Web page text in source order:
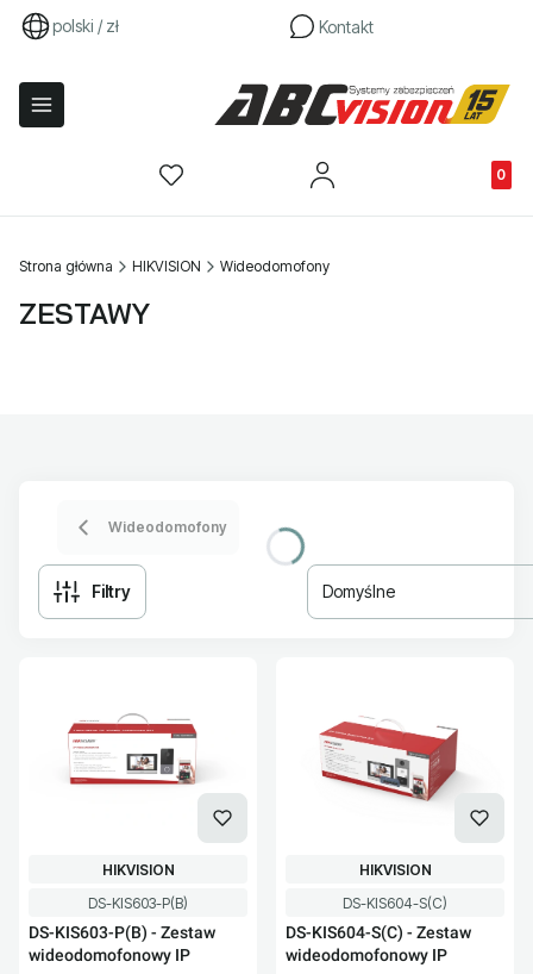
polski / zł Kontakt
Strona główna HIKVISION Wideodomofony
ZESTAWY
Wideodomofony
Filtry Domyślne
Kod produktu
DS-KIS603-P(B)
DS-KIS603-P(B) - Zestaw
wideodomofonowy IP
PRODUCENT
HIKVISION
Kod produktu
DS-KIS604-S(C)
DS-KIS604-S(C) - Zestaw
wideodomofonowy IP
PRODUCENT
HIKVISION